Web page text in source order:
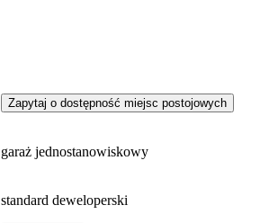
Zapytaj o dostępność miejsc postojowych
garaż jednostanowiskowy
standard deweloperski